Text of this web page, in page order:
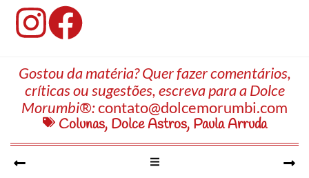
Gostou da matéria? Quer fazer comentários,
críticas ou sugestões, escreva para a Dolce
Morumbi®:contato@dolcemorumbi.com
Colunas, Dolce Astros, Paula Arruda